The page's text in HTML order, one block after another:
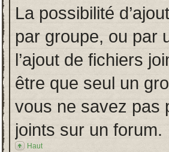
La possibilité
par groupe, ou par
l’ajout de fichiers
être que seul un
vous ne savez pas
joints sur un forum.
Haut